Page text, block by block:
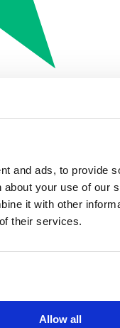
and ads, to provide
your use of our
it with other
their services.
Allow all